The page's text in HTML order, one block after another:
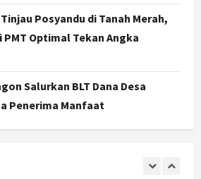
Posyandu di Tanah Merah,
Optimal Tekan Angka
Salurkan BLT Dana Desa
Penerima Manfaat
Agustus 5, 2026
Komitmen Perbaikan Jalan
Desa Sidomukti dengan Cor Beton
Agustus 6, 2026